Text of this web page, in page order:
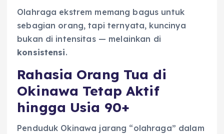
Olahraga ekstrem memang bagus untuk
sebagian orang, tapi ternyata, kuncinya
bukan di intensitas — melainkan di
konsistensi.
Rahasia Orang Tua di
Okinawa Tetap Aktif
hingga Usia 90+
Penduduk Okinawa jarang “olahraga” dalam